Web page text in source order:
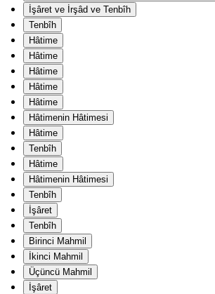
İşâret ve İrşâd ve Tenbîh
Tenbîh
Hâtime
Hâtime
Hâtime
Hâtime
Hâtime
Hâtimenin Hâtimesi
Hâtime
Tenbîh
Hâtime
Hâtimenin Hâtimesi
Tenbîh
İşâret
Tenbîh
Birinci Mahmil
İkinci Mahmil
Üçüncü Mahmil
İşâret